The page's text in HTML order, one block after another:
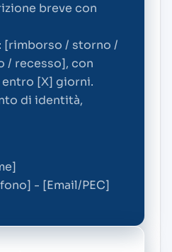
breve con
[rimborso / storno /
/ recesso], con
[X] giorni.
di identità,
- [Email/PEC]